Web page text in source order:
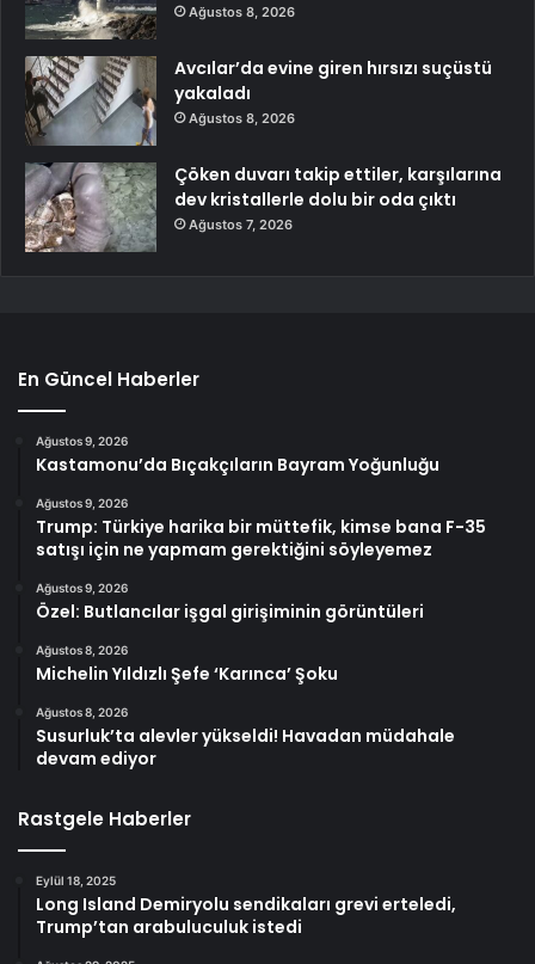
Ağustos 8, 2026
Avcılar’da evine giren hırsızı suçüstü
yakaladı
Ağustos 8, 2026
Çöken duvarı takip ettiler, karşılarına
dev kristallerle dolu bir oda çıktı
Ağustos 7, 2026
En Güncel Haberler
Ağustos 9, 2026
Kastamonu’da Bıçakçıların Bayram Yoğunluğu
Ağustos 9, 2026
Trump: Türkiye harika bir müttefik, kimse bana F-35
satışı için ne yapmam gerektiğini söyleyemez
Ağustos 9, 2026
Özel: Butlancılar işgal girişiminin görüntüleri
Ağustos 8, 2026
Michelin Yıldızlı Şefe ‘Karınca’ Şoku
Ağustos 8, 2026
Susurluk’ta alevler yükseldi! Havadan müdahale
devam ediyor
Rastgele Haberler
Eylül 18, 2025
Long Island Demiryolu sendikaları grevi erteledi,
Trump’tan arabuluculuk istedi